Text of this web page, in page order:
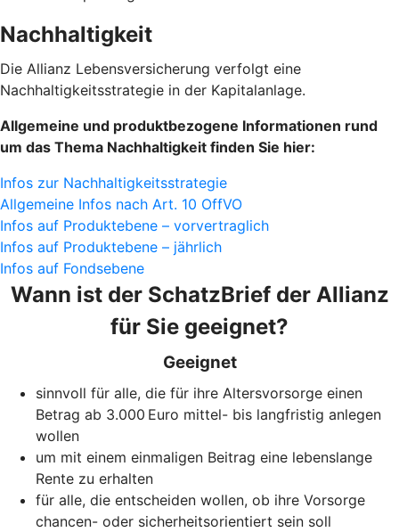
Nachhaltigkeit
Die Allianz Lebensversicherung verfolgt eine
Nachhaltigkeitsstrategie in der Kapitalanlage.
Allgemeine und produktbezogene Informationen rund
um das Thema Nachhaltigkeit finden Sie hier:
Infos zur Nachhaltigkeitsstrategie
Allgemeine Infos nach Art. 10 OffVO
Infos auf Produktebene – vorvertraglich
Infos auf Produktebene – jährlich
Infos auf Fondsebene
Wann ist der SchatzBrief der Allianz
für Sie geeignet?
Geeignet
sinnvoll für alle, die für ihre Altersvorsorge einen
Betrag ab 3.000 Euro mittel- bis langfristig anlegen
wollen
um mit einem einmaligen Beitrag eine lebenslange
Rente zu erhalten
für alle, die entscheiden wollen, ob ihre Vorsorge
chancen- oder sicherheitsorientiert sein soll